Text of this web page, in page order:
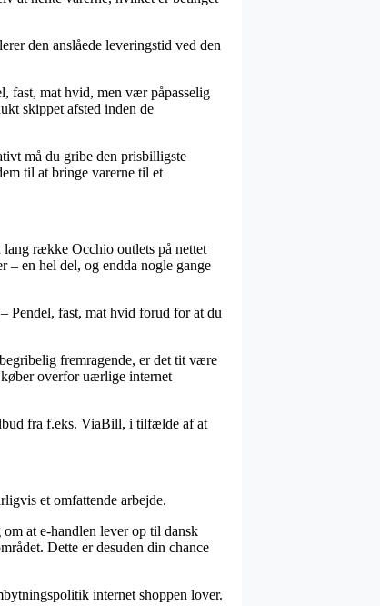
den anslåede leveringstid ved den
fast, mat hvid, men vær påpasselig
skippet afsted inden de
må du gribe den prisbilligste
til at bringe varerne til et
lang række Occhio outlets på nettet
– en hel del, og endda nogle gange
Pendel, fast, mat hvid forud for at du
fremragende, er det tit være
overfor uærlige internet
fra f.eks. ViaBill, i tilfælde af at
et omfattende arbejde.
at e-handlen lever op til dansk
Dette er desuden din chance
internet shoppen lover.